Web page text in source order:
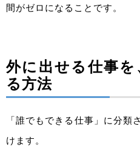
間がゼロになることです。
外に出せる仕事
る方法
「誰でもできる仕事」に分
けます。